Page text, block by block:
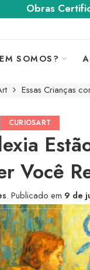
Obras
SOMOS?
Essas Crianças
CURIOSART
Você
. Publicado em 9 de